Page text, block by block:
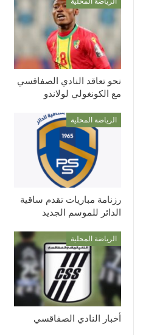
نحو تعاقد النادي الصفاقسي
مع الكونغولي لولاندو
الرياضة المحلية
رزنامة مباريات تقدم ساقية
الدائر للموسم الجديد
الرياضة المحلية
أخبار النادي الصفاقسي